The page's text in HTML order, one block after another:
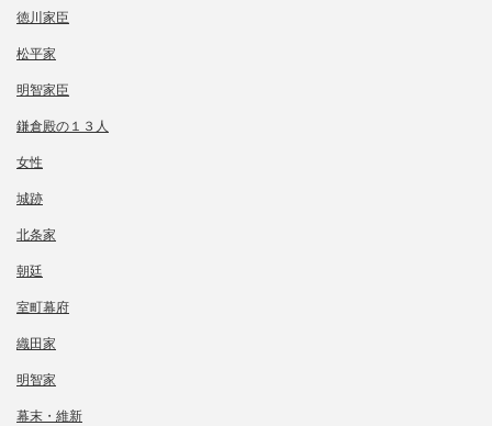
徳川家臣
松平家
明智家臣
鎌倉殿の１３人
女性
城跡
北条家
朝廷
室町幕府
織田家
明智家
幕末・維新